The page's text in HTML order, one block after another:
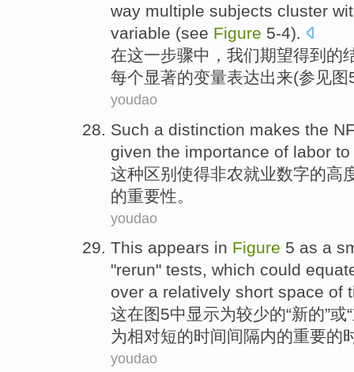
way multiple subjects cluster
variable (see Figure 5-4).
在这一步骤中 ， 我们期望得到的
每个显著的变量表达出来(参见图
youdao
Such a distinction makes the
given the importance of labor to
这种区别使得非农就业数字的高
的重要性 。
youdao
This appears in Figure 5 as a
"rerun" tests, which could
over a relatively short space of
这在图5中显示为较少的“新的”或“
为相对短的时间间隔内的重要的
youdao